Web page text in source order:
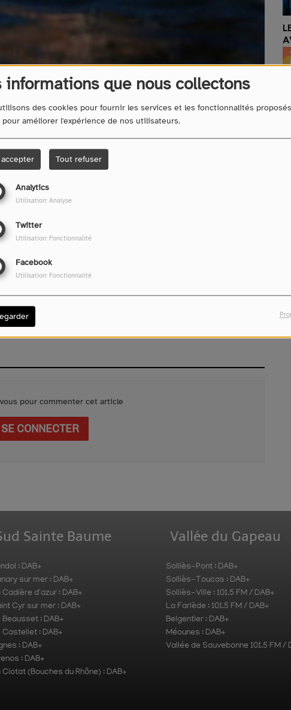
informations que nous collectons
des cookies pour fournir les services et les fonctionnalités
améliorer l'expérience de nos utilisateurs.
Tout refuser
Analytics
Utilisation: Analyse
Twitter
Utilisation: Fonctionnalité
Facebook
Utilisation: Fonctionnalité
pour commenter cet article
SE CONNECTER
100% WEEK-END,
100% MUSIQUE
Sainte Baume
: DAB+
sur mer : DAB+
Cadière d'azur : DAB+
Cyr sur mer : DAB+
Beausset : DAB+
Castellet : DAB+
: DAB+
: DAB+
Ciotat (Bouches du Rhône) : DAB+
Vallée du Gapeau
Solliès-Pont : DAB+
Solliès-Toucas : DAB+
Solliès-Ville : 101.5 FM / DAB+
La Farlède : 101.5 FM / DAB+
Belgentier : DAB+
Méounes : DAB+
Vallée de Sauvebonne 101.5 FM /